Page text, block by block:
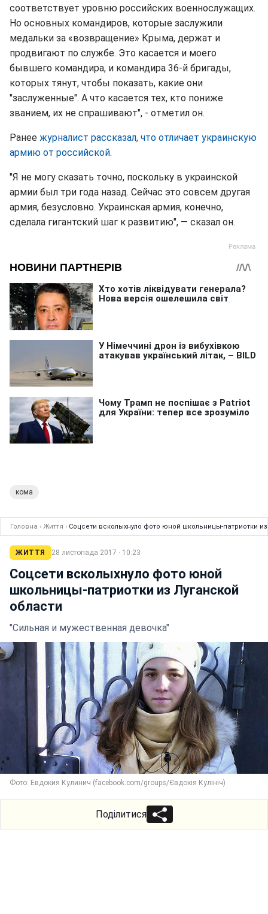
соответствует уровню российских военнослужащих.
Но основных командиров, которые заслужили
медальки за «возвращение» Крыма, держат и
продвигают по службе. Это касается и моего
бывшего командира, и командира 36-й бригады,
которых тянут, чтобы показать, какие они
"заслуженные". А что касается тех, кто пониже
званием, их не спрашивают", - отметил он.
Ранее журналист рассказал, что отличает украинскую
армию от российской.
"Я не могу сказать точно, поскольку в украинской
армии был три года назад. Сейчас это совсем другая
армия, безусловно. Украинская армия, конечно,
сделала гигантский шаг к развитию", — сказал он.
кома
Головна › Життя › Соцсети всколыхнуло фото юной школьницы-патриотки
ЖИТТЯ 28 листопада 2017 · 10:23
Соцсети всколыхнуло фото юной
школьницы-патриотки из Луганской
области
"Сильная и мужественная девочка"
Фото: Евдокия Кулинич (facebook.com/groups/Євдокія Кулініч)
Поділитися